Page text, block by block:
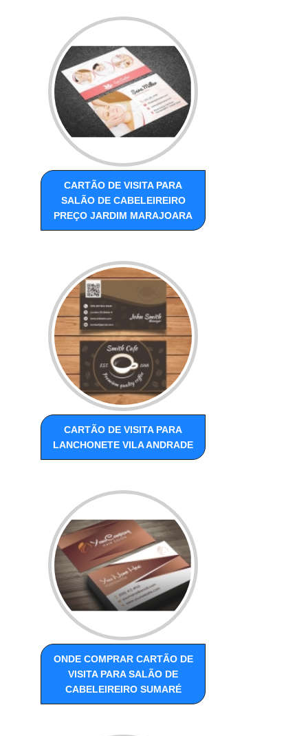
CARTÃO DE VISITA PARA
SALÃO DE CABELEIREIRO
PREÇO JARDIM MARAJOARA
CARTÃO DE VISITA PARA
LANCHONETE VILA ANDRADE
ONDE COMPRAR CARTÃO DE
VISITA PARA SALÃO DE
CABELEIREIRO SUMARÉ